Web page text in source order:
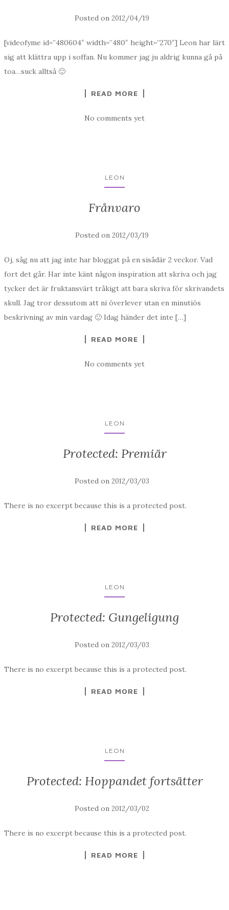
Posted on 2012/04/19
[videofyme id=”480604″ width=”480″ height=”270″] Leon har lärt
sig att klättra upp i soffan. Nu kommer jag ju aldrig kunna gå på
toa…suck alltså 🙂
READ MORE
No comments yet
LEON
Frånvaro
Posted on 2012/03/19
Oj, såg nu att jag inte har bloggat på en sisådär 2 veckor. Vad
fort det går. Har inte känt någon inspiration att skriva och jag
tycker det är fruktansvärt tråkigt att bara skriva för skrivandets
skull. Jag tror dessutom att ni överlever utan en minutiös
beskrivning av min vardag 🙂 Idag händer det inte […]
READ MORE
No comments yet
LEON
Protected: Premiär
Posted on 2012/03/03
There is no excerpt because this is a protected post.
READ MORE
LEON
Protected: Gungeligung
Posted on 2012/03/03
There is no excerpt because this is a protected post.
READ MORE
LEON
Protected: Hoppandet fortsätter
Posted on 2012/03/02
There is no excerpt because this is a protected post.
READ MORE